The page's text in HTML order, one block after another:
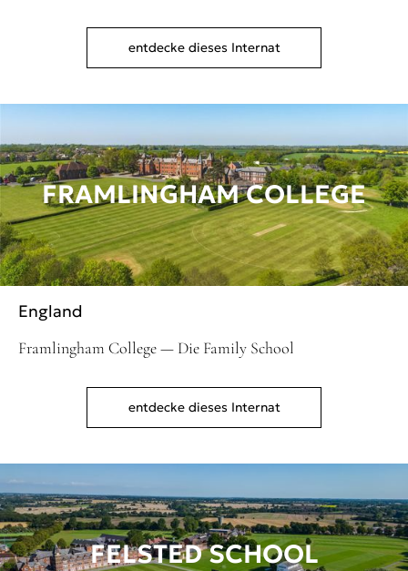
entdecke dieses Internat
FRAMLINGHAM COLLEGE
England
Framlingham College — Die Family School
entdecke dieses Internat
FELSTED SCHOOL